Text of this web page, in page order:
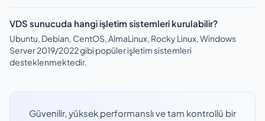
VDS sunucuda hangi işletim sistemleri kurulabilir?
Ubuntu, Debian, CentOS, AlmaLinux, Rocky Linux, Windows
Server 2019/2022 gibi popüler işletim sistemleri
desteklenmektedir.
Güvenilir, yüksek performanslı ve tam kontrollü bir